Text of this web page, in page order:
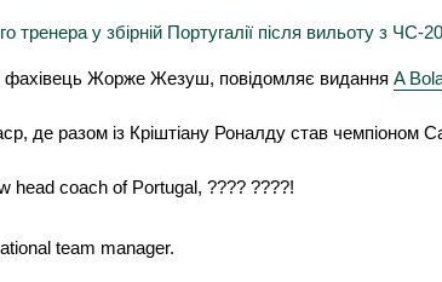
тренера у збірній Португалії після вильоту з ЧС-
фахівець Жорже Жезуш, повідомляє видання A
разом із Кріштіану Роналду став чемпіоном
head coach of Portugal, ???? ????!
team manager.